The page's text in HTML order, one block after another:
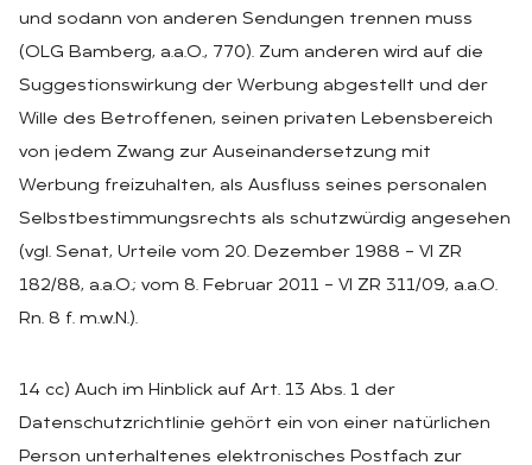
und sodann von anderen Sendungen trennen muss
(OLG Bamberg, a.a.O., 770). Zum anderen wird auf die
Suggestionswirkung der Werbung abgestellt und der
Wille des Betroffenen, seinen privaten Lebensbereich
von jedem Zwang zur Auseinandersetzung mit
Werbung freizuhalten, als Ausfluss seines personalen
Selbstbestimmungsrechts als schutzwürdig angesehen
(vgl. Senat, Urteile vom 20. Dezember 1988 – VI ZR
182/88, a.a.O.; vom 8. Februar 2011 – VI ZR 311/09, a.a.O.
Rn. 8 f. m.w.N.).
14 cc) Auch im Hinblick auf Art. 13 Abs. 1 der
Datenschutzrichtlinie gehört ein von einer natürlichen
Person unterhaltenes elektronisches Postfach zur